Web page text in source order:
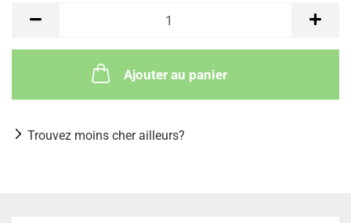
Ajouter au panier
Trouvez moins cher ailleurs?